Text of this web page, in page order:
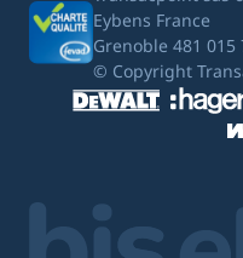
Eybens France
Grenoble 481 015
© Copyright